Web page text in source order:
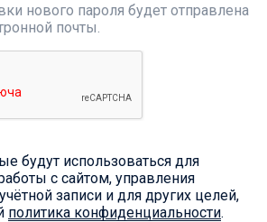
нового пароля будет отправлена
почты.
будут использоваться для
с сайтом, управления
записи и для других целей,
политика конфиденциальности.